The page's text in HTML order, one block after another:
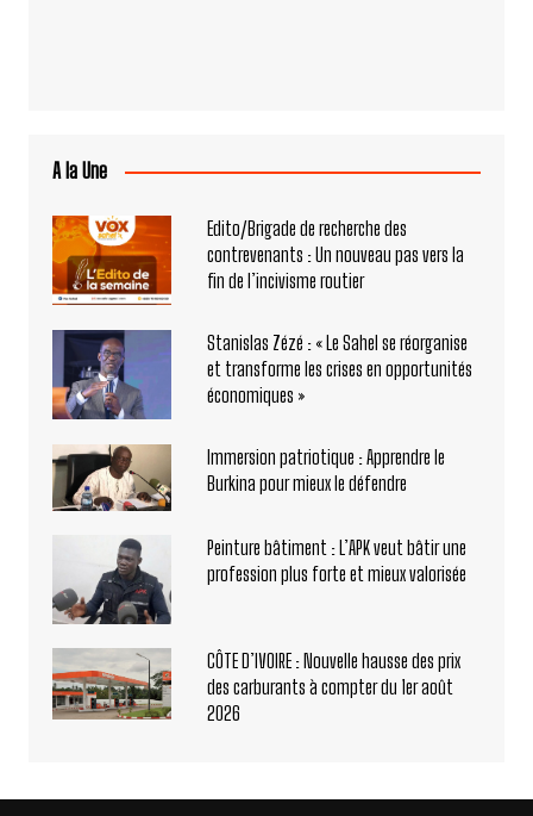
A la Une
Edito/Brigade de recherche des
contrevenants : Un nouveau pas vers la
fin de l’incivisme routier
Stanislas Zézé : « Le Sahel se réorganise
et transforme les crises en opportunités
économiques »
Immersion patriotique : Apprendre le
Burkina pour mieux le défendre
Peinture bâtiment : L’APK veut bâtir une
profession plus forte et mieux valorisée
CÔTE D’IVOIRE : Nouvelle hausse des prix
des carburants à compter du 1er août
2026